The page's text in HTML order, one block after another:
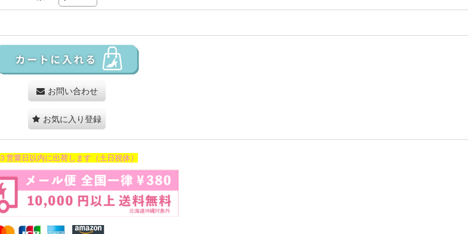
お問い合わせ
お気に入り登録
３営業日以内に出荷します（土日祝休）